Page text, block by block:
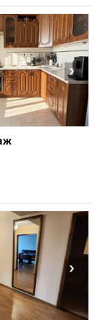
›
›